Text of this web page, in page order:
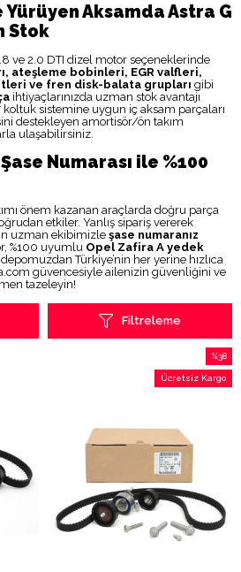
Aksamda Astra G
Stok
ve 2.0 DTI dizel motor seçeneklerinde
ateşleme bobinleri, EGR valfleri,
ve fren disk-balata grupları gibi
ihtiyaçlarınızda uzman stok avantajı
koltuk sistemine uygun iç aksam parçaları
destekleyen amortisör/ön takım
ulaşabilirsiniz.
Numarası ile %100
önem kazanan araçlarda doğru parça
etkiler. Yanlış sipariş vererek
uzman ekibimizle şase numaranız
%100 uyumlu Opel Zafira A yedek
Türkiye’nin her yerine hızlıca
güvencesiyle ailenizin güvenliğini ve
tazeleyin!
Filtreleme
%38
İndirim
Ücretsiz Kargo